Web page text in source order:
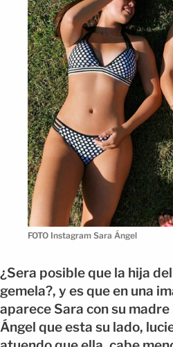
FOTO Instagram Sara Ángel
¿Sera posible que la hija
gemela?, y es que en una
aparece Sara con su
Ángel que esta su lado,